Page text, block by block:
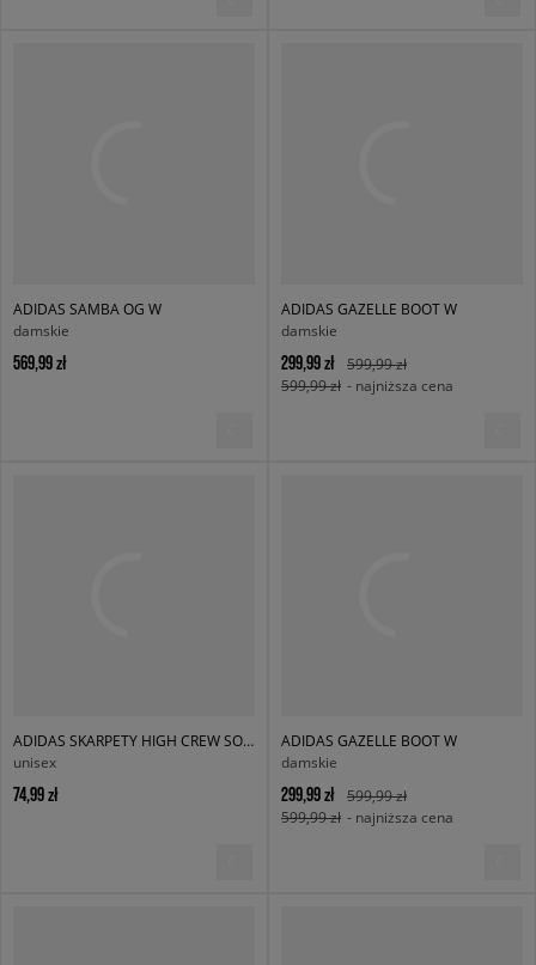
ADIDAS SAMBA OG W
damskie
569,99 zł
ADIDAS GAZELLE BOOT W
damskie
299,99 zł
599,99 zł
599,99 zł - najniższa cena
ADIDAS SKARPETY HIGH CREW SOCK
unisex
74,99 zł
ADIDAS GAZELLE BOOT W
damskie
299,99 zł
599,99 zł
599,99 zł - najniższa cena